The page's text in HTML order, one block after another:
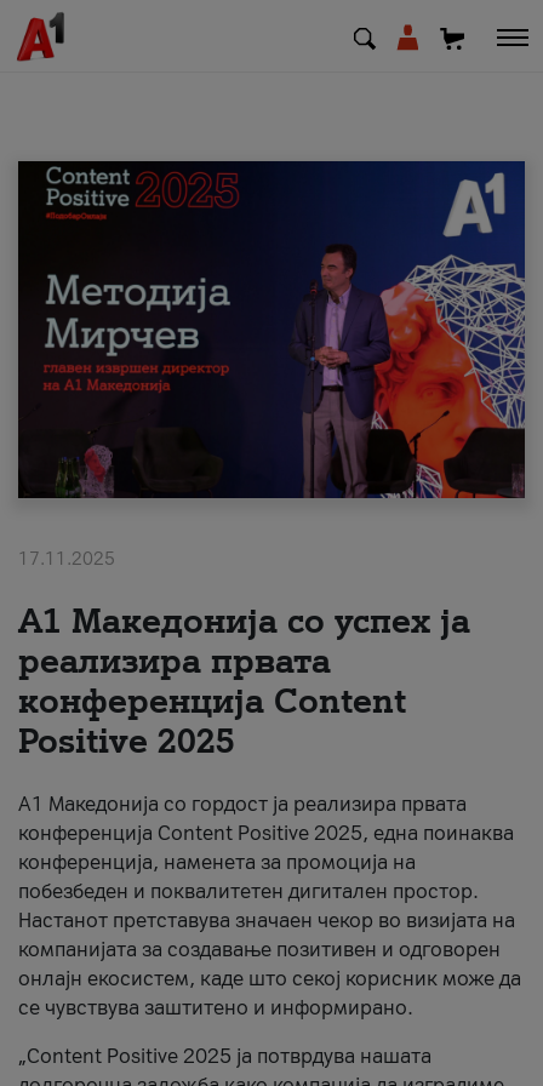
МК EN
Приватни Деловни
Поддршка
Надополни кредит
#ПодобарОнлајн
17.11.2025
А1 Македонија со успех ја
реализира првата
конференција Content
Positive 2025
А1 Македонија со гордост ја реализира првата
конференција Content Positive 2025, една поинаква
конференција, наменета за промоција на
побезбеден и поквалитетен дигитален простор.
Настанот претставува значаен чекор во визијата на
компанијата за создавање позитивен и одговорен
онлајн екосистем, каде што секој корисник може да
се чувствува заштитено и информирано.
„Content Positive 2025 ја потврдува нашата